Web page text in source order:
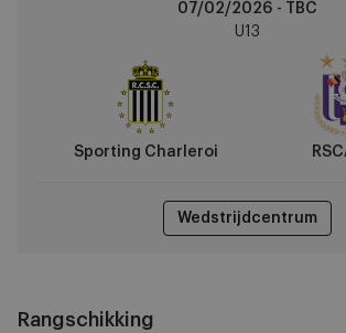
07/02/2026 - TBC
U13
Sporting Charleroi
Wedstrijdcentrum
Rangschikking